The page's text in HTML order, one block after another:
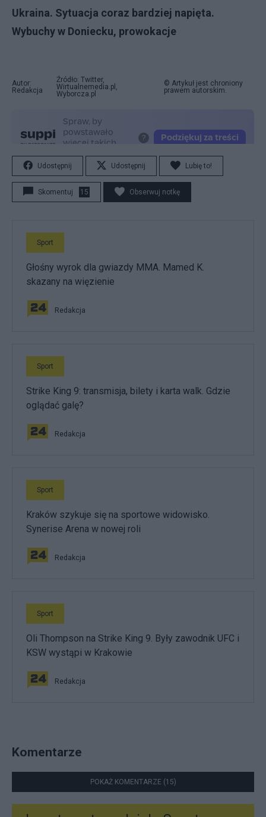
Ukraina. Sytuacja coraz bardziej napięta.
Wybuchy w Doniecku, prowokacje
Autor:
Redakcja
Źródło: Twitter,
Wirtualnemedia.pl,
Wyborcza.pl
© Artykuł jest chroniony
prawem autorskim.
Udostępnij Udostępnij Lubię to!
Skomentuj 15 Obserwuj notkę
Sport
Głośny wyrok dla gwiazdy MMA. Mamed K.
skazany na więzienie
Redakcja
Sport
Strike King 9: transmisja, bilety i karta walk. Gdzie
oglądać galę?
Redakcja
Sport
Kraków szykuje się na sportowe widowisko.
Synerise Arena w nowej roli
Redakcja
Sport
Oli Thompson na Strike King 9. Były zawodnik UFC i
KSW wystąpi w Krakowie
Redakcja
Komentarze
POKAŻ KOMENTARZE (15)